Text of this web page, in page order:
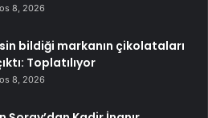
8, 2026
bildiği markanın çikolataları
Toplatılıyor
8, 2026